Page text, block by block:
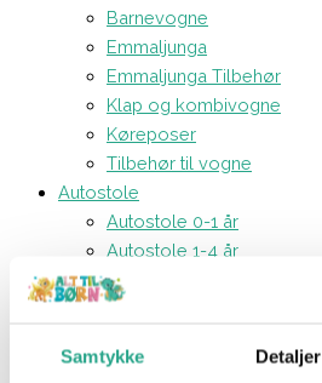
Samtykke Detaljer
Barnevogne
Emmaljunga
Emmaljunga Tilbehør
Klap og kombivogne
Køreposer
Tilbehør til vogne
Autostole
Autostole 0-1 år
Autostole 1-4 år
Autostole 4-12 år
Tilbehør til køreturen
Kreativt og Lærerigt